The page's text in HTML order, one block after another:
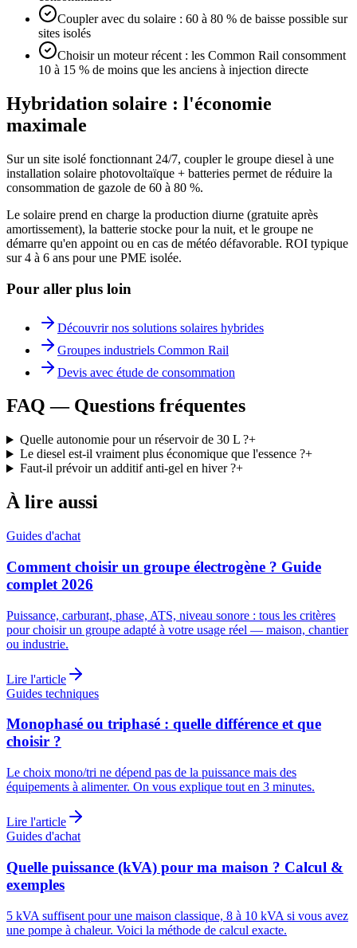
Coupler avec du solaire : 60 à 80 % de baisse possible sur
sites isolés
Choisir un moteur récent : les Common Rail consomment
10 à 15 % de moins que les anciens à injection directe
Hybridation solaire : l'économie
maximale
Sur un site isolé fonctionnant 24/7, coupler le groupe diesel à une
installation solaire photovoltaïque + batteries permet de réduire la
consommation de gazole de 60 à 80 %.
Le solaire prend en charge la production diurne (gratuite après
amortissement), la batterie stocke pour la nuit, et le groupe ne
démarre qu'en appoint ou en cas de météo défavorable. ROI typique
sur 4 à 6 ans pour une PME isolée.
Pour aller plus loin
Découvrir nos solutions solaires hybrides
Groupes industriels Common Rail
Devis avec étude de consommation
FAQ — Questions fréquentes
Quelle autonomie pour un réservoir de 30 L ?+
Le diesel est-il vraiment plus économique que l'essence ?+
Faut-il prévoir un additif anti-gel en hiver ?+
À lire aussi
Guides d'achat
Comment choisir un groupe électrogène ? Guide
complet 2026
Puissance, carburant, phase, ATS, niveau sonore : tous les critères
pour choisir un groupe adapté à votre usage réel — maison, chantier
ou industrie.
Lire l'article
Guides techniques
Monophasé ou triphasé : quelle différence et que
choisir ?
Le choix mono/tri ne dépend pas de la puissance mais des
équipements à alimenter. On vous explique tout en 3 minutes.
Lire l'article
Guides d'achat
Quelle puissance (kVA) pour ma maison ? Calcul &
exemples
5 kVA suffisent pour une maison classique, 8 à 10 kVA si vous avez
une pompe à chaleur. Voici la méthode de calcul exacte.